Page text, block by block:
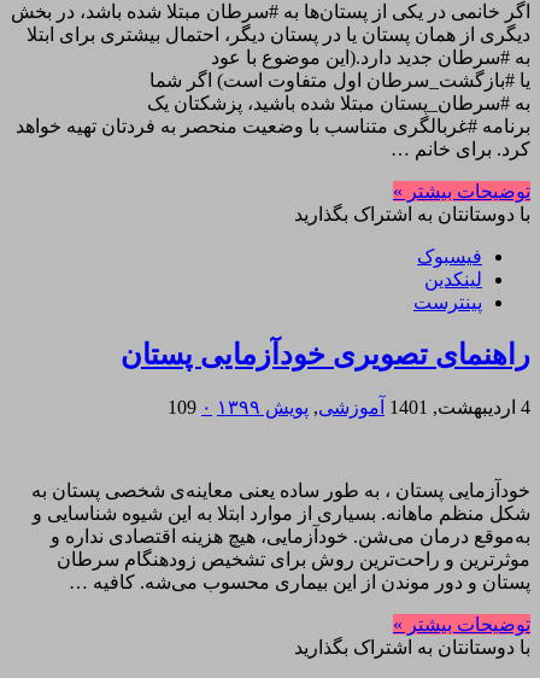
اگر خانمی در یکی از پستان‌ها به #سرطان مبتلا شده باشد، در بخش
دیگری از همان پستان یا در پستان دیگر، احتمال بیشتری برای ابتلا
به #سرطان جدید دارد.(این موضوع با عود
یا #بازگشت_سرطان اول متفاوت است) اگر شما
به #سرطان_پستان مبتلا شده باشید، پزشکتان یک
برنامه #غربالگری متناسب با وضعیت منحصر به فردتان تهیه خواهد
کرد. برای خانم …
توضیحات بیشتر »
با دوستانتان به اشتراک بگذارید
فیسبوک
لینکدین
پینترست
راهنمای تصویری خودآزمایی پستان
4 اردیبهشت, 1401 آموزشی, پویش ۱۳۹۹ ۰ 109
خودآزمایی پستان ، به طور ساده یعنی معاینه‌ی شخصی پستان به
شکل منظم ماهانه. بسیاری از موارد ابتلا به این شیوه شناسایی و
به‌موقع درمان می‌شن. خودآزمایی، هیچ هزینه اقتصادی نداره و
موثرترین و راحت‌ترین روش برای تشخیص زودهنگام سرطان
پستان و دور موندن از این بیماری محسوب می‌شه. کافیه …
توضیحات بیشتر »
با دوستانتان به اشتراک بگذارید